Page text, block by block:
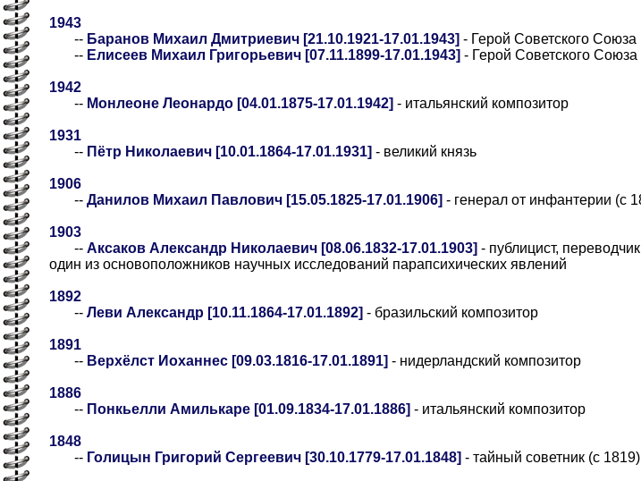
1943
-- Баранов Михаил Дмитриевич [21.10.1921-17.01.1943] - Герой Советского Союза
-- Елисеев Михаил Григорьевич [07.11.1899-17.01.1943] - Герой Советского Союза
1942
-- Монлеоне Леонардо [04.01.1875-17.01.1942] - итальянский композитор
1931
-- Пётр Николаевич [10.01.1864-17.01.1931] - великий князь
1906
-- Данилов Михаил Павлович [15.05.1825-17.01.1906] - генерал от инфантерии (с
1903
-- Аксаков Александр Николаевич [08.06.1832-17.01.1903] - публицист,
один из основоположников научных исследований парапсихических явлений
1892
-- Леви Александр [10.11.1864-17.01.1892] - бразильский композитор
1891
-- Верхёлст Иоханнес [09.03.1816-17.01.1891] - нидерландский композитор
1886
-- Понкьелли Амилькаре [01.09.1834-17.01.1886] - итальянский композитор
1848
-- Голицын Григорий Сергеевич [30.10.1779-17.01.1848] - тайный советник (с 1819)